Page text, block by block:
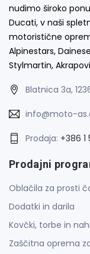
nudimo široko
Ducati, v naši
motoristične
Alpinestars,
Stylmartin,
Blatnica 3a,
info@moto-
Prodaja: +386 1
Prodajni
Oblačila za prosti
Dodatki in darila
Kovčki, torbe in
Zaščitna oprema